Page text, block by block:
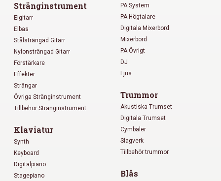
Stränginstrument
Elgitarr
Elbas
Stålsträngad Gitarr
Nylonsträngad Gitarr
Förstärkare
Effekter
Strängar
Övriga Stränginstrument
Tillbehör Stränginstrument
Klaviatur
Synth
Keyboard
Digitalpiano
Stagepiano
PA System
PA Högtalare
Digitala Mixerbord
Mixerbord
PA Övrigt
DJ
Ljus
Trummor
Akustiska Trumset
Digitala Trumset
Cymbaler
Slagverk
Tillbehör trummor
Blås